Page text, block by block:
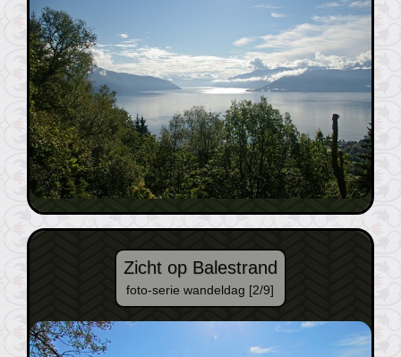
Zicht op Balestrand
foto-serie wandeldag [2/9]